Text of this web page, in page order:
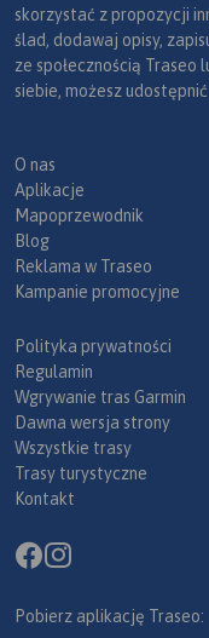
skorzystać z propozycji
ślad, dodawaj opisy,
ze społecznością
siebie, możesz
O nas
Aplikacje
Mapoprzewodnik
Blog
Reklama w Traseo
Kampanie promocyjne
Polityka prywatności
Regulamin
Wgrywanie tras Garmin
Dawna wersja strony
Wszystkie trasy
Trasy turystyczne
Kontakt
Pobierz aplikację Traseo: